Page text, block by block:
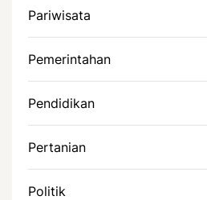
Pariwisata
Pemerintahan
Pendidikan
Pertanian
Politik